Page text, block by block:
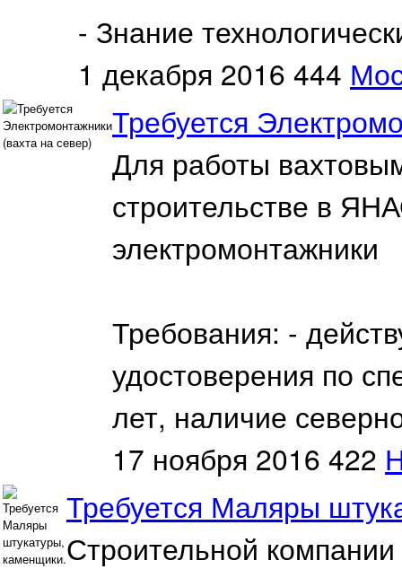
- Знание
1 декабря 2016 444
Требуется
Для работы
строительстве в
электромонтажники
Требования: -
удостоверения по
лет, наличие
17 ноября 2016 422
Требуется Маляры
Строительной